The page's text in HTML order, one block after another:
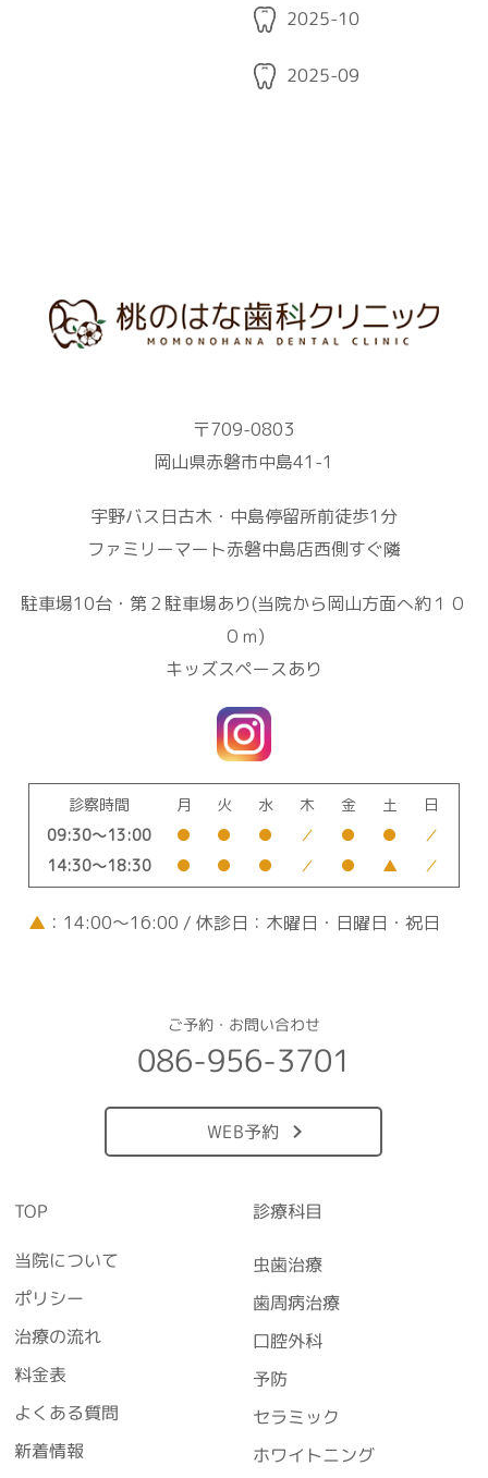
2025-10
2025-09
〒709-0803
岡山県赤磐市中島41-1
宇野バス日古木・中島停留所前徒歩1分
ファミリーマート赤磐中島店西側すぐ隣
駐車場10台・第２駐車場あり(当院から岡山方面へ約１０
０ｍ)
キッズスペースあり
診察時間 月 火 水 木 金 土
日
09:30～13:00
● ● ● ／ ● ●
／
14:30～18:30
● ● ● ／ ● ▲ ／
▲ ：14:00～16:00 / 休診日：木曜日・日曜日・祝日
ご予約・お問い合わせ
086-956-3701
WEB予約
TOP
当院について
ポリシー
治療の流れ
料金表
よくある質問
新着情報
診療科目
虫歯治療
歯周病治療
口腔外科
予防
セラミック
ホワイトニング